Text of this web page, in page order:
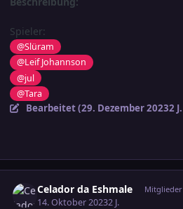
Spieler:
@Slüram
@Leif Johannson
@jul
@Tara
Bearbeitet (29. Dezember 20232 J.
Celador da Eshmale Mitglieder
14. Oktober 20232 J.